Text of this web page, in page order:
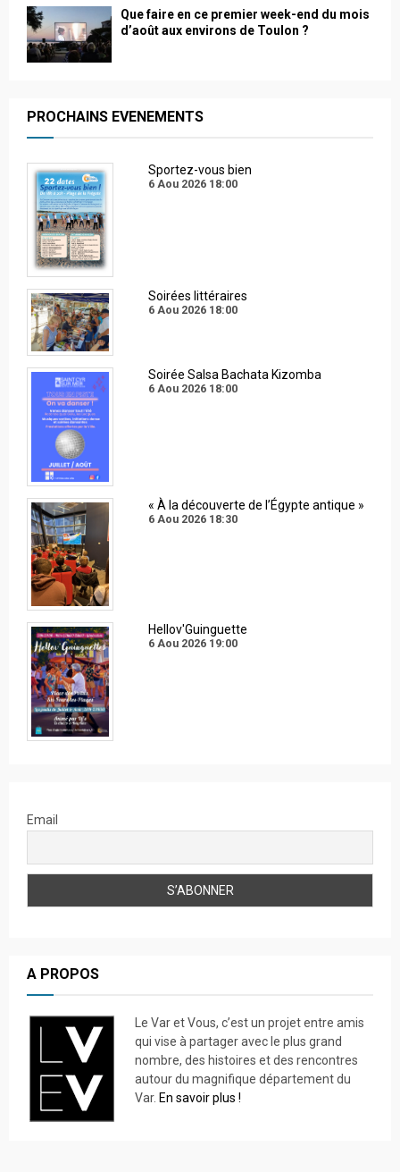
Que faire en ce premier week-end du mois
d’août aux environs de Toulon ?
PROCHAINS EVENEMENTS
Sportez-vous bien
6 Aou 2026 18:00
Soirées littéraires
6 Aou 2026 18:00
Soirée Salsa Bachata Kizomba
6 Aou 2026 18:00
« À la découverte de l’Égypte antique »
6 Aou 2026 18:30
Hellov'Guinguette
6 Aou 2026 19:00
Email
A PROPOS
Le Var et Vous, c’est un projet entre amis
qui vise à partager avec le plus grand
nombre, des histoires et des rencontres
autour du magnifique département du
Var. En savoir plus !